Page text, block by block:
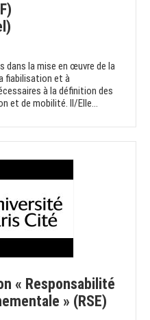
dans la mise en œuvre de la
fiabilisation et à
à la définition des
et de mobilité. Il/Elle...
« Responsabilité
» (RSE)